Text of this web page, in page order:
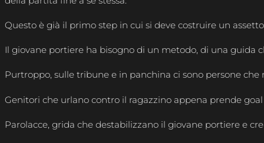
Questo è già il primo step in cui si deve costruire un
Il giovane portiere ha bisogno di un metodo, di una guida
Purtroppo, sulle tribune e in panchina ci sono persone
Genitori che urlano contro il ragazzino appena prende
Parolacce, grida che destabilizzano il giovane portiere e